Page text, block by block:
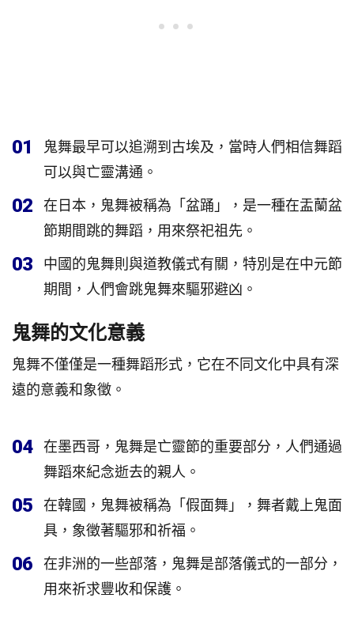
01
鬼舞最早可以追溯到古埃及，當時人們相信舞蹈
可以與亡靈溝通。
02
在日本，鬼舞被稱為「盆踊」，是一種在盂蘭盆
節期間跳的舞蹈，用來祭祀祖先。
03
中國的鬼舞則與道教儀式有關，特別是在中元節
期間，人們會跳鬼舞來驅邪避凶。
鬼舞的文化意義
鬼舞不僅僅是一種舞蹈形式，它在不同文化中具有深
遠的意義和象徵。
04
在墨西哥，鬼舞是亡靈節的重要部分，人們通過
舞蹈來紀念逝去的親人。
05
在韓國，鬼舞被稱為「假面舞」，舞者戴上鬼面
具，象徵著驅邪和祈福。
06
在非洲的一些部落，鬼舞是部落儀式的一部分，
用來祈求豐收和保護。